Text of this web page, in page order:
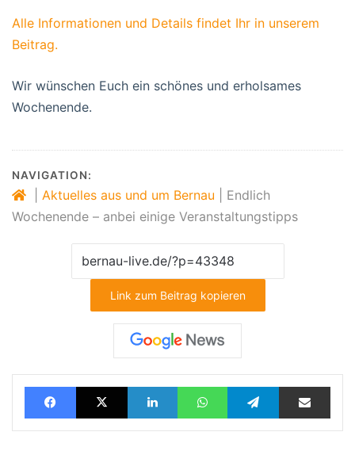
Alle Informationen und Details findet Ihr in unserem
Beitrag.
Wir wünschen Euch ein schönes und erholsames
Wochenende.
NAVIGATION:
Aktuelles aus und um Bernau
Endlich
Wochenende – anbei einige Veranstaltungstipps
Link zum Beitrag kopieren
FacebookX LinkedInWhatsAppTelegramTeilen via E-Mail